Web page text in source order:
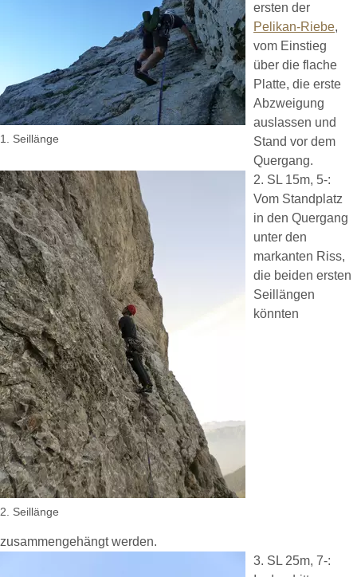
1. Seillänge
ersten der
Pelikan-Riebe,
vom Einstieg
über die flache
Platte, die erste
Abzweigung
auslassen und
Stand vor dem
Quergang.
2. Seillänge
2. SL 15m, 5-:
Vom Standplatz
in den Quergang
unter den
markanten Riss,
die beiden ersten
Seillängen
könnten
zusammengehängt werden.
3. SL 25m, 7-: